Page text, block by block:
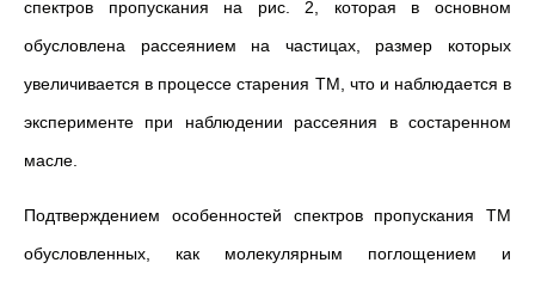
спектров пропускания на рис. 2, которая в основном
обусловлена рассеянием на частицах, размер которых
увеличивается в процессе старения ТМ, что и наблюдается в
эксперименте при наблюдении рассеяния в состаренном
масле.
Подтверждением особенностей спектров пропускания ТМ
обусловленных, как молекулярным поглощением и